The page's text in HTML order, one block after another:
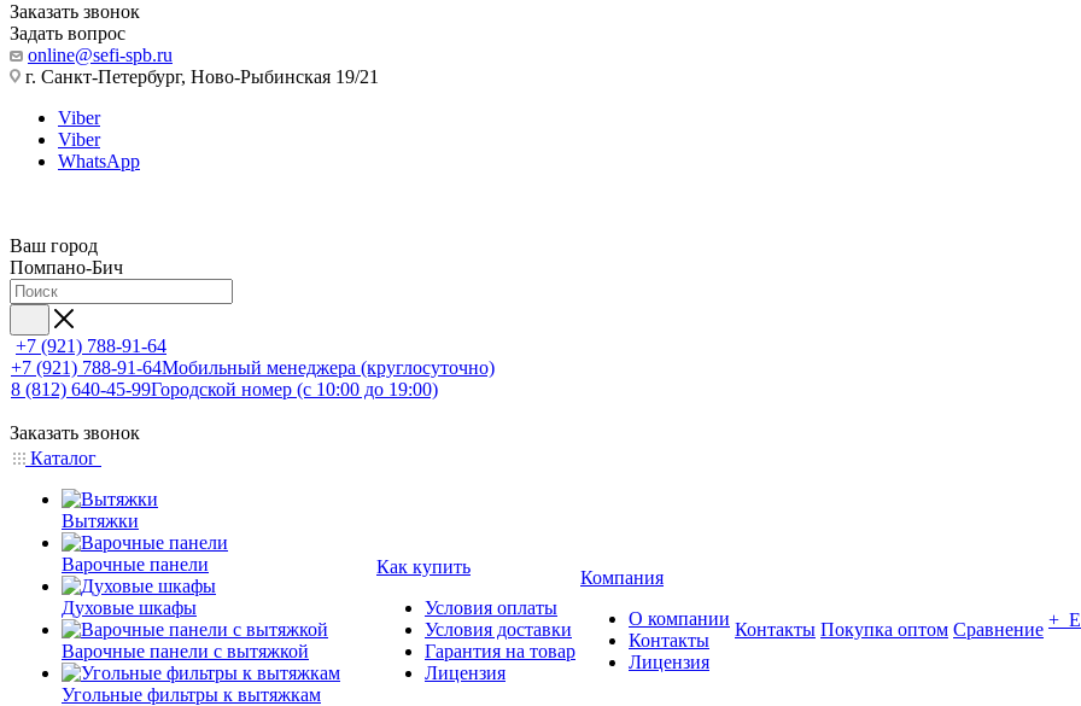
Заказать звонок
Задать вопрос
online@sefi-spb.ru
г. Санкт-Петербург, Ново-Рыбинская 19/21
Viber
Viber
WhatsApp
Ваш город
Помпано-Бич
+7 (921) 788-91-64
+7 (921) 788-91-64Мобильный менеджера (круглосуточно)
8 (812) 640-45-99Городской номер (с 10:00 до 19:00)
Заказать звонок
Каталог
Вытяжки
Варочные панели
Духовые шкафы
Варочные панели с вытяжкой
Угольные фильтры к вытяжкам
Как купить
Условия оплаты
Условия доставки
Гарантия на товар
Лицензия
Компания
О компании
Контакты
Лицензия
Контакты Покупка оптом Сравнение +